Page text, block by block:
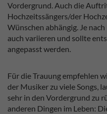
Vordergrund. Auch die
Hochzeitssängers/der
Wünschen abhängig. Je
auch variieren und sollte
angepasst werden.
Für die Trauung empfehlen
der Musiker zu viele Songs,
sehr in den Vordergrund zu
anderen Dingen im Leben: